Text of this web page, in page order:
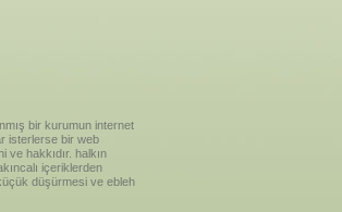
bir kurumun internet
isterlerse bir web
hakkıdır. halkın
içeriklerden
düşürmesi ve ebleh